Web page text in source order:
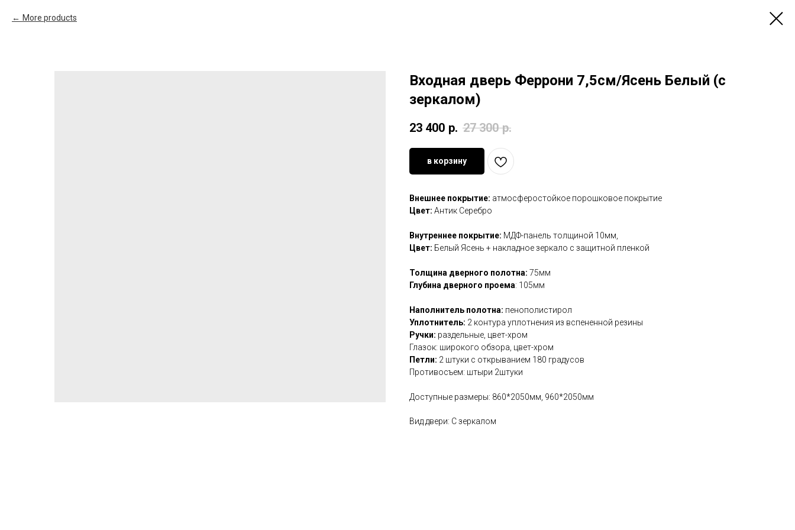
More products
Входная дверь Феррони 7,5см/Ясень Белый (с
зеркалом)
23 400 р. 27 300 р.
в корзину
Внешнее покрытие: атмосферостойкое порошковое покрытие
Цвет: Антик Серебро
Внутреннее покрытие: МДФ-панель толщиной 10мм,
Цвет: Белый Ясень + накладное зеркало с защитной пленкой
Толщина дверного полотна: 75мм
Глубина дверного проема: 105мм
Наполнитель полотна: пенополистирол
Уплотнитель: 2 контура уплотнения из вспененной резины
Ручки: раздельные, цвет-хром
Глазок: широкого обзора, цвет-хром
Петли: 2 штуки с открыванием 180 градусов
Противосъем: штыри 2штуки
Доступные размеры: 860*2050мм, 960*2050мм
Вид двери: С зеркалом